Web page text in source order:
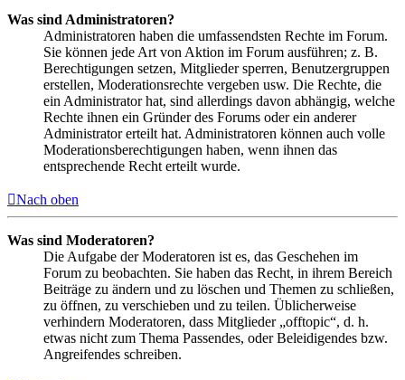
Was sind Administratoren?
Administratoren haben die umfassendsten Rechte im Forum.
Sie können jede Art von Aktion im Forum ausführen; z. B.
Berechtigungen setzen, Mitglieder sperren, Benutzergruppen
erstellen, Moderationsrechte vergeben usw. Die Rechte, die
ein Administrator hat, sind allerdings davon abhängig, welche
Rechte ihnen ein Gründer des Forums oder ein anderer
Administrator erteilt hat. Administratoren können auch volle
Moderationsberechtigungen haben, wenn ihnen das
entsprechende Recht erteilt wurde.
Nach oben
Was sind Moderatoren?
Die Aufgabe der Moderatoren ist es, das Geschehen im
Forum zu beobachten. Sie haben das Recht, in ihrem Bereich
Beiträge zu ändern und zu löschen und Themen zu schließen,
zu öffnen, zu verschieben und zu teilen. Üblicherweise
verhindern Moderatoren, dass Mitglieder „offtopic“, d. h.
etwas nicht zum Thema Passendes, oder Beleidigendes bzw.
Angreifendes schreiben.